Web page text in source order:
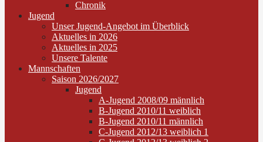
Chronik
Jugend
Unser Jugend-Angebot im Überblick
Aktuelles in 2026
Aktuelles in 2025
Unsere Talente
Mannschaften
Saison 2026/2027
Jugend
A-Jugend 2008/09 männlich
B-Jugend 2010/11 weiblich
B-Jugend 2010/11 männlich
C-Jugend 2012/13 weiblich 1